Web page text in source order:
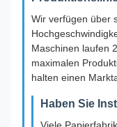
Wir verfügen über
Maschinen laufen
maximalen
halten einen
Haben Sie